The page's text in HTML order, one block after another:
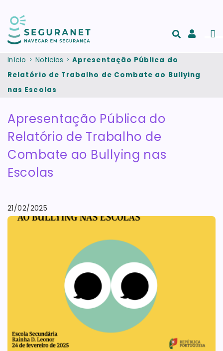
registo
Início Noticias
Apresentação Pública do
Relatório de Trabalho de Combate ao Bullying
nas Escolas
Apresentação Pública do
Relatório de Trabalho de
Combate ao Bullying nas
Escolas
21/02/2025